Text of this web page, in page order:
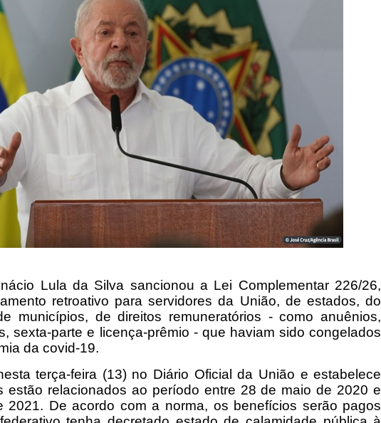
Lula da Silva sancionou a Lei Complementar 226/26,
retroativo para servidores da União, de estados, do
municípios, de direitos remuneratórios - como anuênios,
sexta-parte e licença-prêmio - que haviam sido congelados
da covid-19.
terça-feira (13) no Diário Oficial da União e estabelece
estão relacionados ao período entre 28 de maio de 2020 e
2021. De acordo com a norma, os benefícios serão pagos